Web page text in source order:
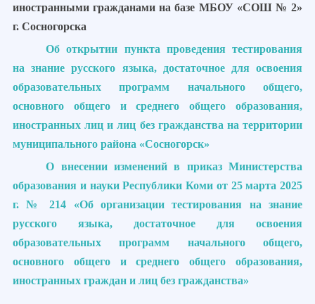
иностранными гражданами на базе МБОУ «СОШ № 2»
г. Сосногорска
Об открытии пункта проведения тестирования
на знание русского языка, достаточное для освоения
образовательных программ начального общего,
основного общего и среднего общего образования,
иностранных лиц и лиц без гражданства на территории
муниципального района «Сосногорск»
О внесении изменений в приказ Министерства
образования и науки Республики Коми от 25 марта 2025
г. № 214 «Об организации тестирования на знание
русского языка, достаточное для освоения
образовательных программ начального общего,
основного общего и среднего общего образования,
иностранных граждан и лиц без гражданства»